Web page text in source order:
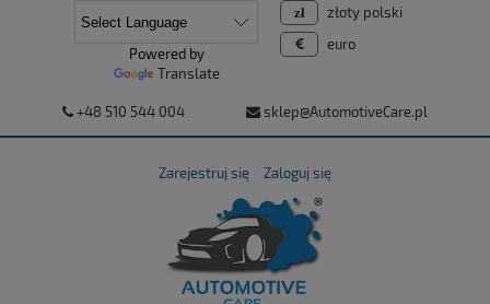
+48 510 544 004 sklep@AutomotiveCare.pl
Zarejestruj się Zaloguj się
złoty polski
euro
Powered by
Translate